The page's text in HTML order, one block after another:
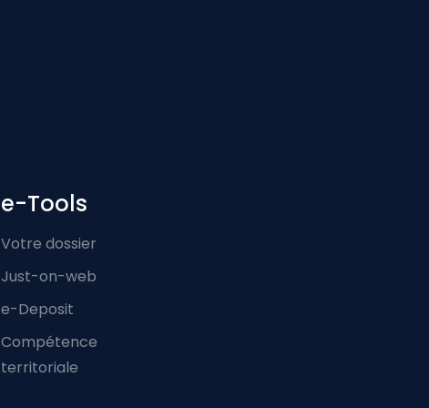
e-Tools
Votre dossier
Just-on-web
e-Deposit
Compétence
territoriale